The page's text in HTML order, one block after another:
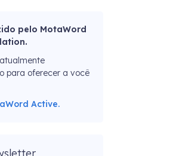
pelo MotaWord
para oferecer a você
Active.